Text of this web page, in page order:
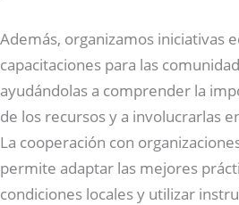
Además, organizamos iniciativas
capacitaciones para las
ayudándolas a comprender la
de los recursos y a involucrarlas
La cooperación con
permite adaptar las mejores
condiciones locales y utilizar